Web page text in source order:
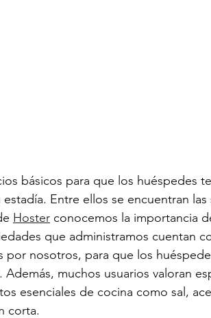
básicos para que los huéspedes
Entre ellos se encuentran las
Hoster conocemos la importancia
que administramos cuentan
por nosotros, para que los
muchos usuarios valoran
esenciales de cocina como sal,
corta.